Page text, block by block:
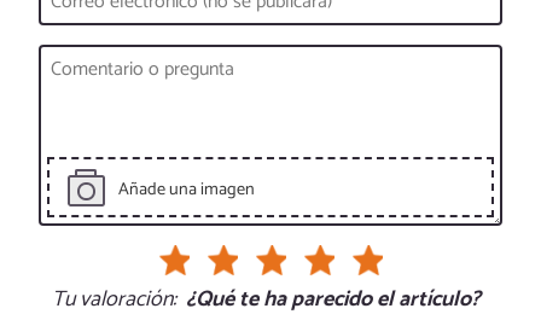
Añade una imagen
Tu valoración: ¿Qué te ha parecido el artículo?